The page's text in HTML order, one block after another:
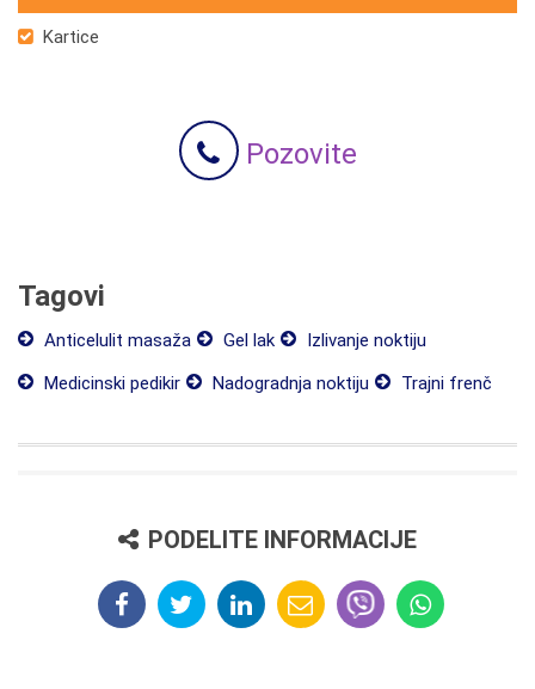
Kartice
Pozovite
Tagovi
Anticelulit masaža Gel lak
Izlivanje noktiju
Medicinski pedikir
Nadogradnja noktiju Trajni frenč
PODELITE INFORMACIJE